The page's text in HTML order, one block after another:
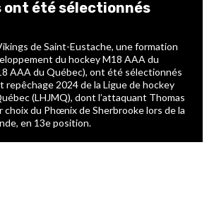
ont été sélectionnés
de Saint-Eustache, une formation
du hockey M18 AAA du
AAA du Québec), ont été sélectionnés
2024 de la Ligue de hockey
(LHJMQ), dont l’attaquant Thomas
choix du Phœnix de Sherbrooke lors de la
en 13e position.